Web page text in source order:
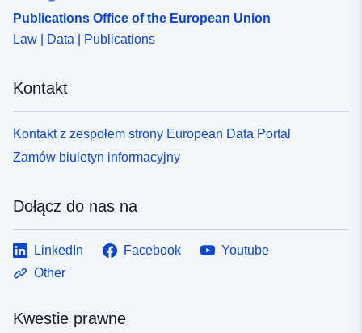
Publications Office of the European Union
Law | Data | Publications
Kontakt
Kontakt z zespołem strony European Data Portal
Zamów biuletyn informacyjny
Dołącz do nas na
LinkedIn Facebook
Youtube
Other
Kwestie prawne